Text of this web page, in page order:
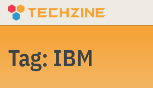
Skip
Tag: IBM